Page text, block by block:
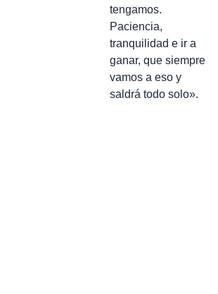
tengamos.
Paciencia,
tranquilidad e ir a
ganar, que siempre
vamos a eso y
saldrá todo solo».